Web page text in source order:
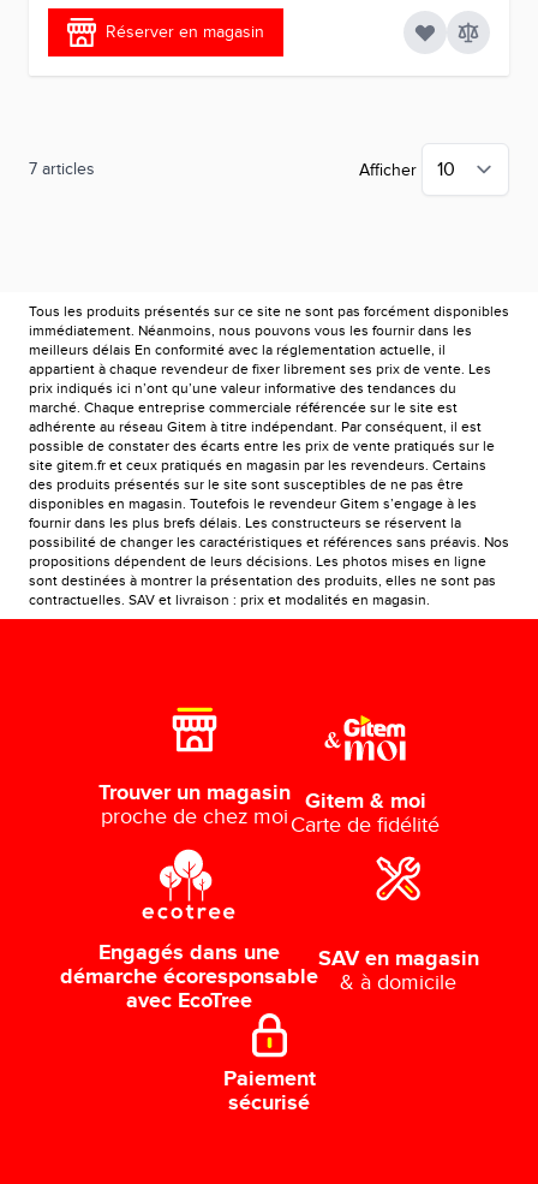
Réserver en magasin
7 articles Afficher
Tous les produits présentés sur ce site ne sont pas forcément disponibles
immédiatement. Néanmoins, nous pouvons vous les fournir dans les
meilleurs délais En conformité avec la réglementation actuelle, il
appartient à chaque revendeur de fixer librement ses prix de vente. Les
prix indiqués ici n’ont qu’une valeur informative des tendances du
marché. Chaque entreprise commerciale référencée sur le site est
adhérente au réseau Gitem à titre indépendant. Par conséquent, il est
possible de constater des écarts entre les prix de vente pratiqués sur le
site gitem.fr et ceux pratiqués en magasin par les revendeurs. Certains
des produits présentés sur le site sont susceptibles de ne pas être
disponibles en magasin. Toutefois le revendeur Gitem s’engage à les
fournir dans les plus brefs délais. Les constructeurs se réservent la
possibilité de changer les caractéristiques et références sans préavis. Nos
propositions dépendent de leurs décisions. Les photos mises en ligne
sont destinées à montrer la présentation des produits, elles ne sont pas
contractuelles. SAV et livraison : prix et modalités en magasin.
Trouver un magasin
proche de chez moi
Gitem & moi
Carte de fidélité
Engagés dans une
démarche écoresponsable
avec EcoTree
SAV en magasin
& à domicile
Paiement
sécurisé